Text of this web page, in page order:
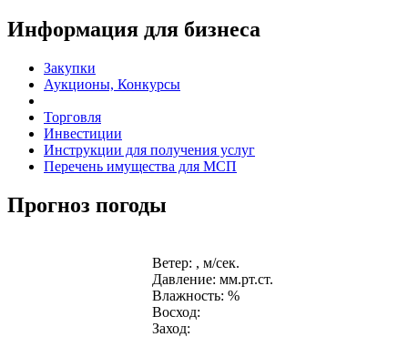
Информация для бизнеса
Закупки
Аукционы, Конкурсы
Торговля
Инвестиции
Инструкции для получения услуг
Перечень имущества для МСП
Прогноз погоды
Ветер: , м/сек.
Давление: мм.рт.ст.
Влажность: %
Восход:
Заход: